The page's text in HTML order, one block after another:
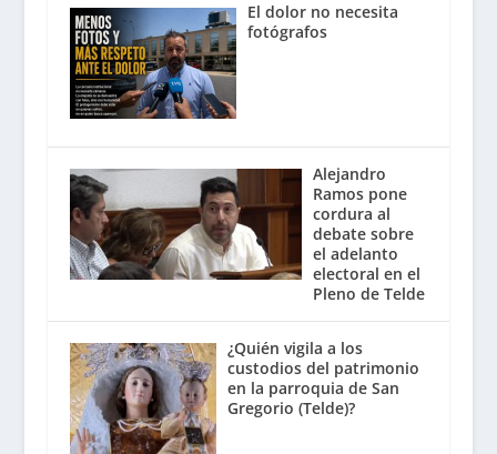
El dolor no necesita
fotógrafos
Alejandro
Ramos pone
cordura al
debate sobre
el adelanto
electoral en el
Pleno de Telde
¿Quién vigila a los
custodios del patrimonio
en la parroquia de San
Gregorio (Telde)?